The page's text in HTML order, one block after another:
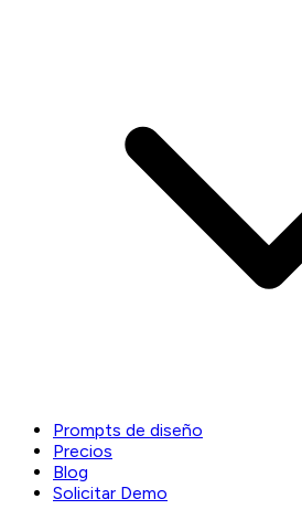
Prompts de diseño
Precios
Blog
Solicitar Demo